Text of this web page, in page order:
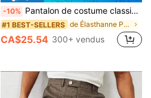
-10% Pantalon de costume classique pour homme, pantalon décontracté d' de couleur unie et élastique, style élégant de luxe pour le printemps/l'été
#1 BEST-SELLERS de Élasthanne Pantalon de costume pour homme
CA$25.54 300+ vendus